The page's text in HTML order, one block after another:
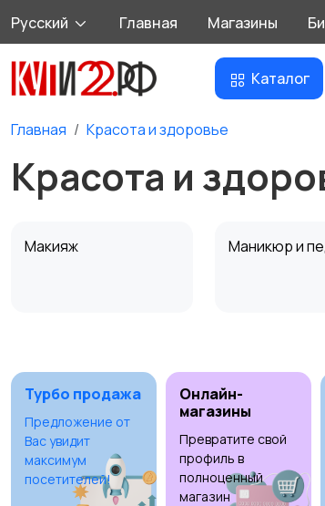
Русский Главная Магазины
Каталог
Главная Красота и здоровье
Красота и
Макияж Маникюр и
Турбо продажа
Предложение от
Вас увидит
максимум
посетителей!
Онлайн-
магазины
Превратите свой
профиль в
полноценный
магазин